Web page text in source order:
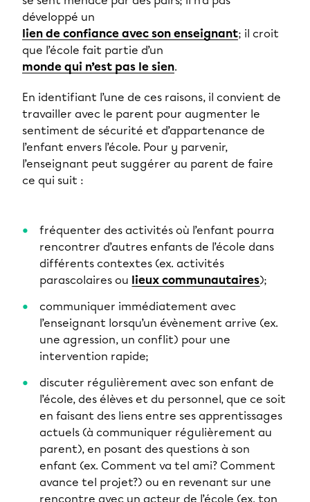
développé un
lien de confiance avec son enseignant; il croit
que l’école fait partie d’un
monde qui n’est pas le sien.
En identifiant l’une de ces raisons, il convient de
travailler avec le parent pour augmenter le
sentiment de sécurité et d’appartenance de
l’enfant envers l’école. Pour y parvenir,
l’enseignant peut suggérer au parent de faire
ce qui suit :
fréquenter des activités où l’enfant pourra
rencontrer d’autres enfants de l’école dans
différents contextes (ex. activités
parascolaires ou lieux communautaires);
communiquer immédiatement avec
l’enseignant lorsqu’un évènement arrive (ex.
une agression, un conflit) pour une
intervention rapide;
discuter régulièrement avec son enfant de
l’école, des élèves et du personnel, que ce soit
en faisant des liens entre ses apprentissages
actuels (à communiquer régulièrement au
parent), en posant des questions à son
enfant (ex. Comment va tel ami? Comment
avance tel projet?) ou en revenant sur une
rencontre avec un acteur de l’école (ex. ton